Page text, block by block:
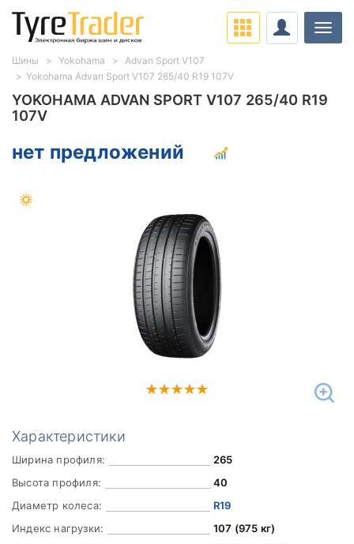
YOKOHAMA ADVAN SPORT V107 265/40 R19
107V
нет предложений
Характеристики
Ширина профиля:
265
Высота профиля:
40
Диаметр колеса:
R19
Индекс нагрузки:
107 (975 кг)
Шины Yokohama
Advan Sport V107
Yokohama Advan Sport V107 265/40 R19 107V